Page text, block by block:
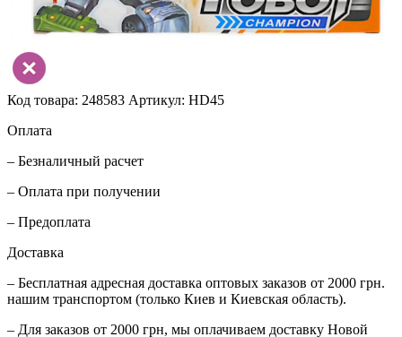
Код товара: 248583 Артикул: HD45
Оплата
– Безналичный расчет
– Оплата при получении
– Предоплата
Доставка
– Бесплатная адресная доставка оптовых заказов от 2000 грн.
нашим транспортом (только Киев и Киевская область).
– Для заказов от 2000 грн, мы оплачиваем доставку Новой